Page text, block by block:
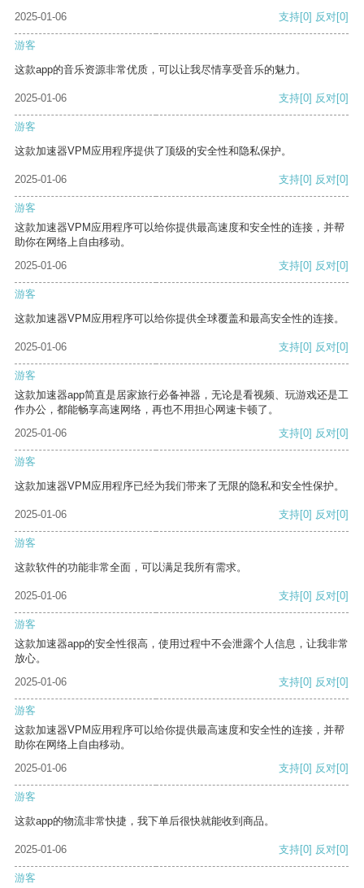
2025-01-06
支持[0] 反对[0]
游客
这款app的音乐资源非常优质，可以让我尽情享受音乐的魅力。
2025-01-06 支持[0] 反对[0]
游客
这款加速器VPM应用程序提供了顶级的安全性和隐私保护。
2025-01-06 支持[0] 反对[0]
游客
这款加速器VPM应用程序可以给你提供最高速度和安全性的连接，并帮
助你在网络上自由移动。
2025-01-06
支持[0] 反对[0]
游客
这款加速器VPM应用程序可以给你提供全球覆盖和最高安全性的连接。
2025-01-06 支持[0] 反对[0]
游客
这款加速器app简直是居家旅行必备神器，无论是看视频、玩游戏还是工
作办公，都能畅享高速网络，再也不用担心网速卡顿了。
2025-01-06
支持[0] 反对[0]
游客
这款加速器VPM应用程序已经为我们带来了无限的隐私和安全性保护。
2025-01-06 支持[0] 反对[0]
游客
这款软件的功能非常全面，可以满足我所有需求。
2025-01-06 支持[0] 反对[0]
游客
这款加速器app的安全性很高，使用过程中不会泄露个人信息，让我非常
放心。
2025-01-06
支持[0] 反对[0]
游客
这款加速器VPM应用程序可以给你提供最高速度和安全性的连接，并帮
助你在网络上自由移动。
2025-01-06
支持[0] 反对[0]
游客
这款app的物流非常快捷，我下单后很快就能收到商品。
2025-01-06 支持[0] 反对[0]
游客